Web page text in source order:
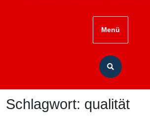
Menü
Schlagwort: qualität